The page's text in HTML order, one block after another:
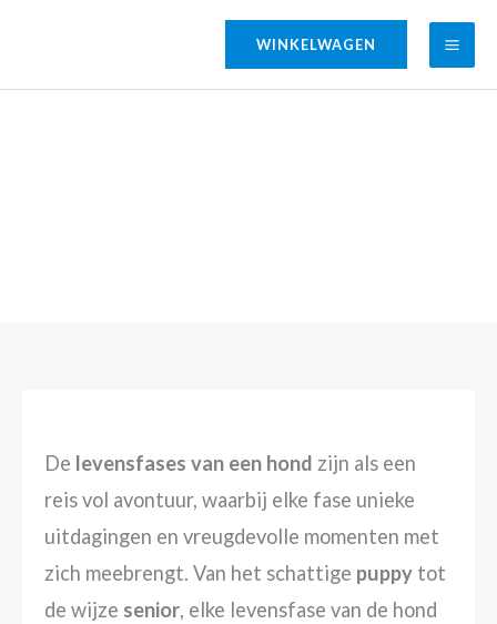
de
WINKELWAGEN
De levensfases van een hond zijn als een
reis vol avontuur, waarbij elke fase unieke
uitdagingen en vreugdevolle momenten met
zich meebrengt. Van het schattige puppy tot
de wijze senior, elke levensfase van de hond